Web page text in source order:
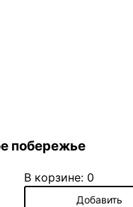
побережье
В корзине: 0
Добавить